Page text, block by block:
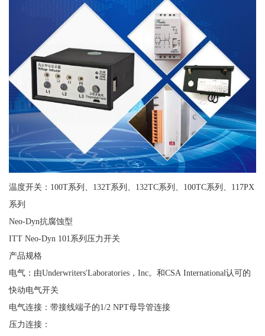
温度开关：100T系列、132T系列、132TC系列、100TC系列、117PX
系列
Neo-Dyn抗腐蚀型
ITT Neo-Dyn 101系列压力开关
产品规格
电气：由Underwriters'Laboratories，Inc。和CSA International认可的
快动电气开关
电气连接：带接线端子的1/2 NPT母导管连接
压力连接：